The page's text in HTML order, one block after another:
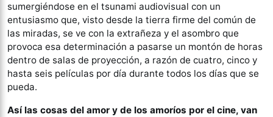
sumergiéndose en el tsunami audiovisual con un
entusiasmo que, visto desde la tierra firme del común de
las miradas, se ve con la extrañeza y el asombro que
provoca esa determinación a pasarse un montón de horas
dentro de salas de proyección, a razón de cuatro, cinco y
hasta seis películas por día durante todos los días que se
pueda.
Así las cosas del amor y de los amoríos por el cine, van